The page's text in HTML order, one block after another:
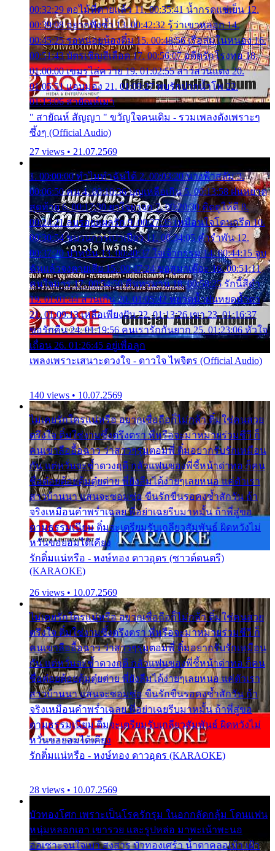
00:32:29 ตอไม้ที่ตายแล้ว 11. 00:35:41 น้ำกรดแช่เย็น 12.
00:39:08 อยากฟังซ้ำ 13. 00:42:32 รู้ว่าเขาหลอก 14.
00:45:25 รอหน่อยน้องติ๋ม 15. 00:48:56 เรือล่มในหนอง 16.
00:51:43 บัตรเชิญสีเลือด 17. 00:56:07 อดีตรักโรงทอ 18.
01:00:00 เขมรไล่ควาย 19. 01:02:55 สาวสวนแตง 20.
01:05:51 แอบมอง 21. 01:09:27 พบรักปากน้ำโพ 22.
01:13:06 สายัณห์เมา
" สายัณห์ สัญญา " ขวัญใจคนเดิม - รวมเพลงดังเพราะๆ
ซึ้งๆ (Official Audio)
27 views • 21.07.2569
1. 00:00:00 ทำไมทำฉันได้ 2. 00:03:20 นางฟ้าสลัม 3.
00:06:50 คน 4. 00:10:36 บุญเหลือเกิน 5. 00:13:58 ฝนหยาด
สุดท้าย 6. 00:17:30 ยาใจยาจก 7. 00:20:30 คิดดูให้ดี 8.
00:24:21 ลบรอยแผลรัก 9. 00:27:35 เหมือนใจโดนกรีด 10.
00:30:54 ขบวนการเปาเปียว 11. 00:34:05 คำรำพัน 12.
00:37:20 ปาหนัน 13. 00:40:37 ใจเจ้ากรรม 14. 00:44:15 จูบ
ฉันแล้วจงตายเสีย 15. 00:47:24 ขอสูมาเต๊อะ 16. 00:51:11
คนใจมาร 17. 00:54:50 คืนทรมาน 18. 00:58:25 รักนี้สีดำ
19. 01:01:44 ส่วนเกิน 20. 01:05:42 หยาดน้ำฝนหยดน้ำตา
21. 01:09:13 เหลือเพียงฝัน 22. 01:13:26 เขา 23. 01:16:37
ขอรักคืน 24. 01:19:56 คนเรารักกันยาก 25. 01:23:06 หัวใจ
เถื่อน 26. 01:26:45 อยู่เพื่อลูก
เพลงเพราะเสนาะดวงใจ - ดาวใจ ไพจิตร (Official Audio)
140 views • 10.07.2569
ไม่เคยรักใครแน่หรือ อยากเชื่อถือก็ไม่กล้า ติ๋มใช่คนสวย
ตรึงใจ ติ๋มใช่งามซึ้งตรึงตรา พี่หรือจะมาหมายร่วมชีวี ก็
คนเขาลืออื้อฉาว ว่าสาวๆรุมตอมพี่ ติ๋มอยากรับรักเหมือน
กัน แต่หวั่นจะช้ำดวงฤดี กลัวแฟนของพี่ชี้หน้าด่าทอ ก็คน
ชื่อต๋อยต้อยตุ้มตุ๋ยต่าย พี่ยังลืมได้ง่ายๆเลยหนอ แค่ตัวเรา
สาวบ้านนา แสนจะซอมซ่อ ขืนรักขืนรอคงช้ำสักวัน ถ้า
จริงเหมือนคำพร่ำเฉลย พี่อย่าเฉยรีบมาหมั้น ถ้าพี่สู่ขอ
ตามธรรมเนียม ติ๋มจะเตรียมรับเกลียวสัมพันธ์ ผิดหวังไม่
หวั่นขอยอมได้เคียง
รักติ๋มแน่หรือ - หงษ์ทอง ดาวอุดร (ซาวด์ดนตรี)
(KARAOKE)
26 views • 10.07.2569
ไม่เคยรักใครแน่หรือ อยากเชื่อถือก็ไม่กล้า ติ๋มใช่คนสวย
ตรึงใจ ติ๋มใช่งามซึ้งตรึงตรา พี่หรือจะมาหมายร่วมชีวี ก็
คนเขาลืออื้อฉาว ว่าสาวๆรุมตอมพี่ ติ๋มอยากรับรักเหมือน
กัน แต่หวั่นจะช้ำดวงฤดี กลัวแฟนของพี่ชี้หน้าด่าทอ ก็คน
ชื่อต๋อยต้อยตุ้มตุ๋ยต่าย พี่ยังลืมได้ง่ายๆเลยหนอ แค่ตัวเรา
สาวบ้านนา แสนจะซอมซ่อ ขืนรักขืนรอคงช้ำสักวัน ถ้า
จริงเหมือนคำพร่ำเฉลย พี่อย่าเฉยรีบมาหมั้น ถ้าพี่สู่ขอ
ตามธรรมเนียม ติ๋มจะเตรียมรับเกลียวสัมพันธ์ ผิดหวังไม่
หวั่นขอยอมได้เคียง
รักติ๋มแน่หรือ - หงษ์ทอง ดาวอุดร (KARAOKE)
28 views • 10.07.2569
บัวทองโศก เพราะเป็นโรครักรุม ในอกกลัดกลุ้ม โดนแฟน
หนุ่มหลอกเอา เขารวย และรูปหล่อ มาพะเน้าพะนอ
ออเซาะจนใจเบา สงสาร บัวทองเศร้า น้ำตาคลอเบ้า เฝ้า